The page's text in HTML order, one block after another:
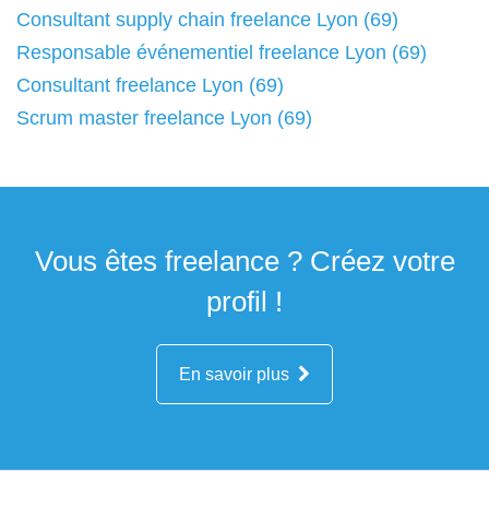
Consultant supply chain freelance Lyon (69)
Responsable événementiel freelance Lyon (69)
Consultant freelance Lyon (69)
Scrum master freelance Lyon (69)
Vous êtes freelance ? Créez votre
profil !
En savoir plus